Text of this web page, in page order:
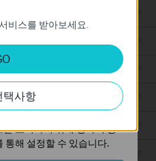
비스를 받아보세요.
택사항
데 필요하며 사용자의 시
니다.
개선하고 조정하기 위해
분석하는 데 사용하는 쿠키
에 대한 프로필을 생성하고
표시하기 위해 당사의 광
통해 설정할 수 있습니다.